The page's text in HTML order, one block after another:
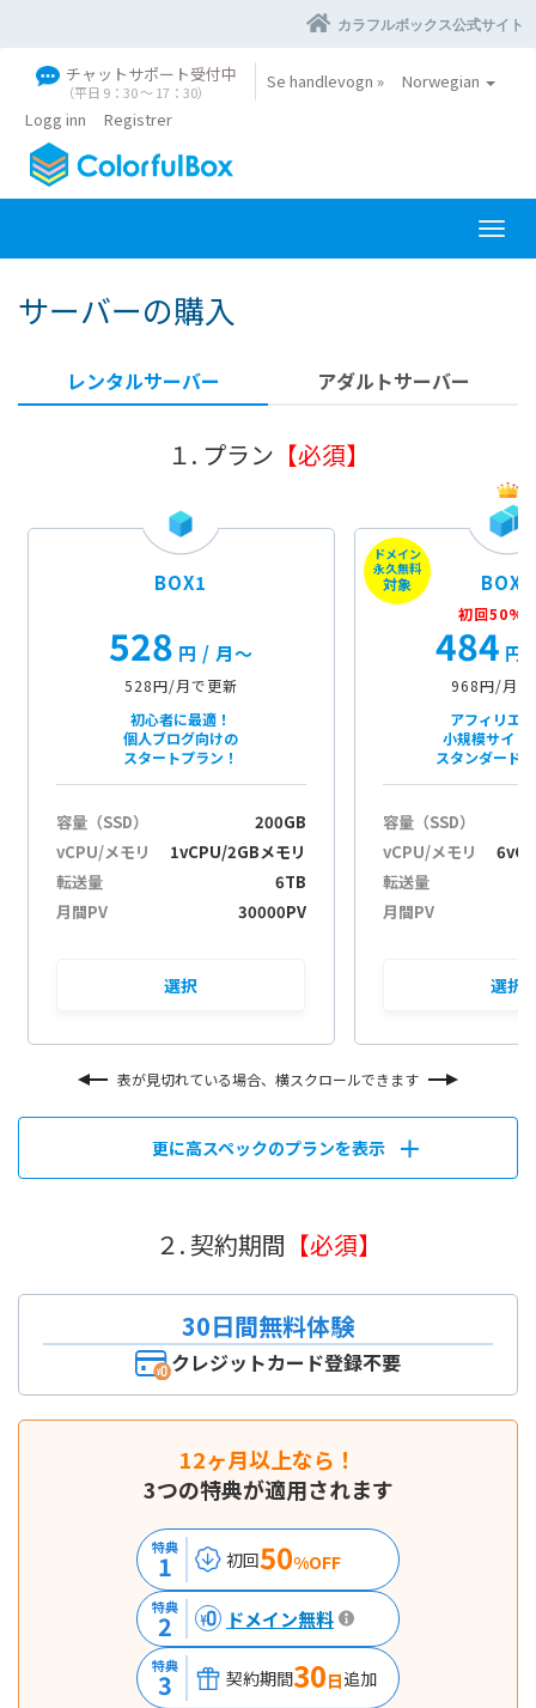
カラフルボックス公式サイト
チャットサポート受付中
（平日 9：30 〜 17：30）
Se handlevogn »
Norwegian
Logg inn
Registrer
B
y
s
j
o
n
サーバーの購入
レンタルサーバー アダルトサーバー
１. プラン 【必須】
BOX1
528 円 / 月〜
528円/月で更新
初心者に最適！
個人ブログ向けの
スタートプラン！
容量（SSD）
200GB
vCPU/メモリ
1vCPU/2GBメモリ
転送量
6TB
月間PV
30000PV
選択
ドメイン
永久無料
対象 BOX2
初回
484 円
968円/月で
アフィリエ
小規模サイト
スタンダード
容量（SSD）
vCPU/メモリ
転送量
月間PV
選択
表が見切れている場合、横スクロールできます
更に高スペックのプランを表示
２. 契約期間 【必須】
30日間無料体験
クレジットカード登録不要
12ヶ月以上なら！
3つの特典が適用されます
特典
1 初回50%OFF
特典
2 ドメイン無料
特典
3 契約期間30日追加